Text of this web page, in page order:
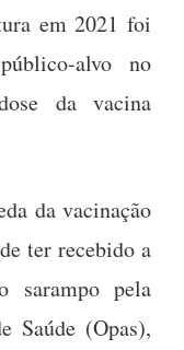
em 2021 foi
alvo no
da vacina
da vacinação
ter recebido a
sarampo pela
Saúde (Opas),